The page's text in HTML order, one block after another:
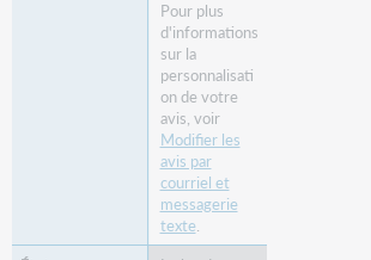
Pour plus
d'informations
sur la
personnalisati
on de votre
avis, voir
Modifier les
avis par
courriel et
messagerie
texte.